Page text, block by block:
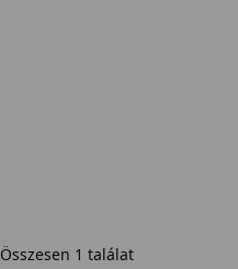
Összesen 1 találat